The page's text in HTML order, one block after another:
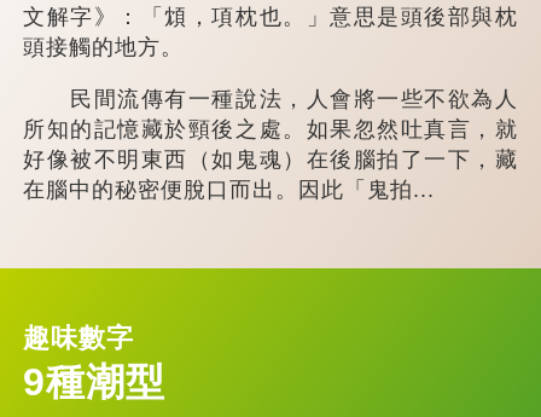
文解字》：「䪴，項枕也。」意思是頭後部與枕
頭接觸的地方。
民間流傳有一種說法，人會將一些不欲為人
所知的記憶藏於頸後之處。如果忽然吐真言，就
好像被不明東西（如鬼魂）在後腦拍了一下，藏
在腦中的秘密便脫口而出。因此「鬼拍...
趣味數字
9種潮型